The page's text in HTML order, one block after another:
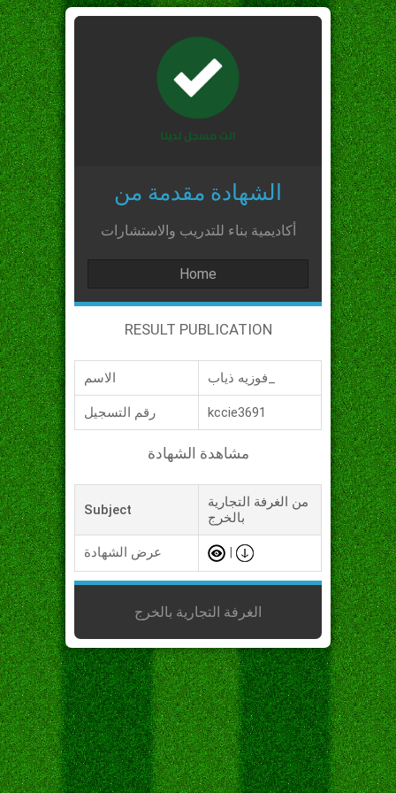
الشهادة مقدمة من
أكاديمية بناء للتدريب والاستشارات
Home
RESULT PUBLICATION
الاسم
رقم التسجيل kccie3691
مشاهدة الشهادة
Subject
من الغرفة التجارية
بالخرج
عرض الشهادة
الغرفة التجارية بالخرج